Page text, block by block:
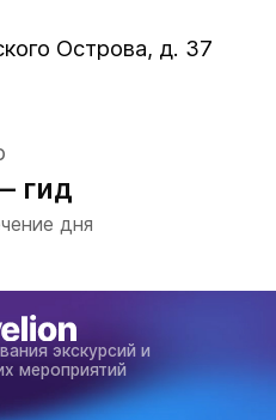
Острова, д. 37
гид
дня
экскурсий и
мероприятий